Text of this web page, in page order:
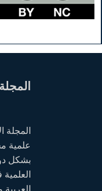
المجلة
علمية
بشكل
العربية